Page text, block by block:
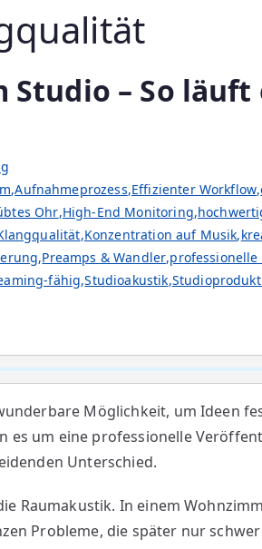
– So läuft
,Aufnahmeprozess,Effizienter Workflow,
Ohr,High-End Monitoring,
,Konzentration auf Musik,
,Preamps & Wandler,
fähig,Studioakustik,
Möglichkeit, um Ideen
es um eine professionelle
Unterschied.
Raumakustik. In einem
Probleme, die später nur